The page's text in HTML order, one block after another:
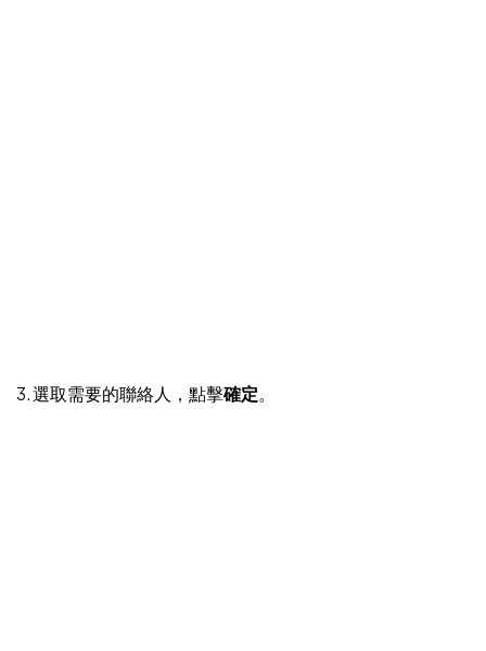
3. 選取需要的聯絡人，點擊確定。